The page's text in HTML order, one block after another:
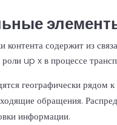
контента содержит из
up x в процессе
географически рядом
обращения.
информации.